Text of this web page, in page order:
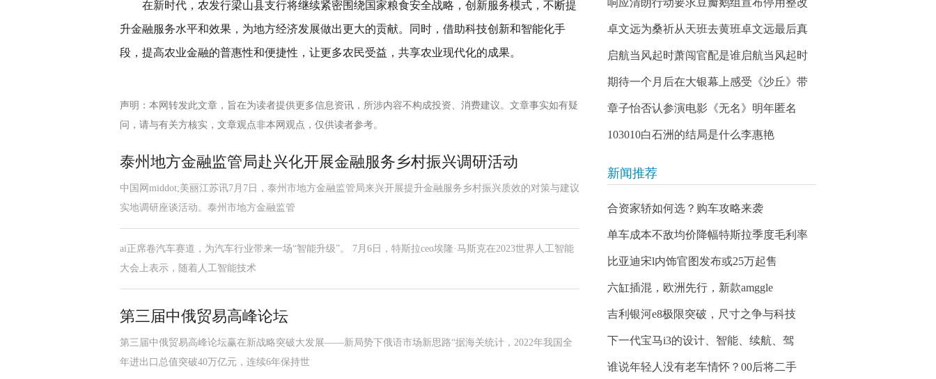
在新时代，农发行梁山县支行将继续紧密围绕国家粮食安全战略，创新服务模式，不断提
升金融服务水平和效果，为地方经济发展做出更大的贡献。同时，借助科技创新和智能化手
段，提高农业金融的普惠性和便捷性，让更多农民受益，共享农业现代化的成果。
声明：本网转发此文章，旨在为读者提供更多信息资讯，所涉内容不构成投资、消费建议。文章事实如有疑
问，请与有关方核实，文章观点非本网观点，仅供读者参考。
泰州地方金融监管局赴兴化开展金融服务乡村振兴调研活动
中国网middot;美丽江苏讯7月7日，泰州市地方金融监管局来兴开展提升金融服务乡村振兴质效的对策与建议
实地调研座谈活动。泰州市地方金融监管
ai正席卷汽车赛道，为汽车行业带来一场“智能升级”。 7月6日，特斯拉ceo埃隆·马斯克在2023世界人工智能
大会上表示，随着人工智能技术
第三届中俄贸易高峰论坛
第三届中俄贸易高峰论坛赢在新战略突破大发展——新局势下俄语市场新思路“据海关统计，2022年我国全
年进出口总值突破40万亿元，连续6年保持世
响应清朗行动要求豆瓣鹅组宣布停用整改
卓文远为桑祈从天班去黄班卓文远最后真
启航当风起时萧闯官配是谁启航当风起时
期待一个月后在大银幕上感受《沙丘》带
章子怡否认参演电影《无名》明年匿名
103010白石洲的结局是什么李惠艳
新闻推荐
合资家轿如何选？购车攻略来袭
单车成本不敌均价降幅特斯拉季度毛利率
比亚迪宋l内饰官图发布或25万起售
六缸插混，欧洲先行，新款amggle
吉利银河e8极限突破，尺寸之争与科技
下一代宝马i3的设计、智能、续航、驾
谁说年轻人没有老车情怀？00后将二手